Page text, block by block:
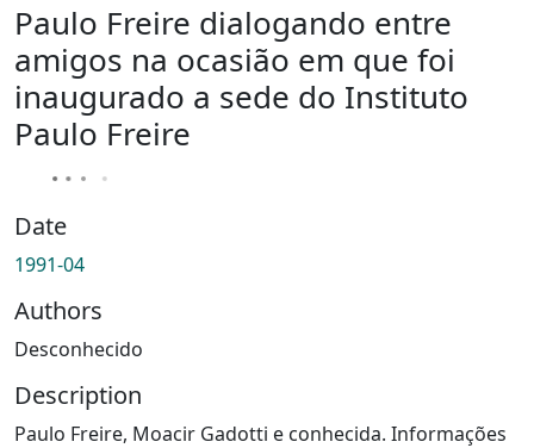
Paulo Freire dialogando entre
amigos na ocasião em que foi
inaugurado a sede do Instituto
Paulo Freire
Date
1991-04
Authors
Desconhecido
Description
Paulo Freire, Moacir Gadotti e conhecida. Informações